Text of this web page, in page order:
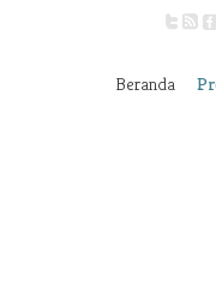
Beranda